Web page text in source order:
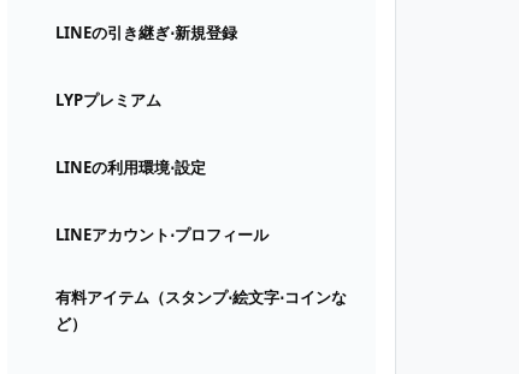
LINEの引き継ぎ⋅新規登録
LYPプレミアム
LINEの利用環境⋅設定
LINEアカウント⋅プロフィール
有料アイテム（スタンプ⋅絵文字⋅コインな
ど）